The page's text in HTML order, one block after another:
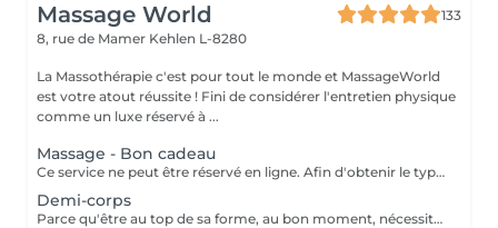
Massage World
133
8, rue de Mamer Kehlen L-8280
La Massothérapie c'est pour tout le monde et MassageWorld
est votre atout réussite ! Fini de considérer l'entretien physique
comme un luxe réservé à ...
Massage - Bon cadeau
Ce service ne peut être réservé en ligne. Afin d'obtenir le type de bon cadeau souhaité il vous suffit de nous contacter soit par téléphone, soit par e-mail. Nous conviendrons ensemble d'un type de massage désiré et votre bon cadeau sera à récupérer chez MassageWorld Kehlen ou envoyer par mail. Numéro de téléphone : +352 691 20 44 49 Adresse mail : contact@massageworld.lu
Demi-corps
Parce qu'être au top de sa forme, au bon moment, nécessite bien plus que de l'entrainement. Utilisé depuis de nombreuses années par les sportifs de haut niveau, le massage sportif est à présent à votre disposition. Avant l'effort, le massage prépare les muscles à performer tout en évitant les blessures. Après l'effort, il prévient les courbatures et détend la musculature, ce qui permet aux muscles de se relaxer pour mieux récupérer. Ce type de massage stimule le système lymphatique, la circulation sanguine et enlève les nuds musculaires. Le massage sportif est souvent demandé par les athlètes pour soulager ou prévenir des douleurs musculaires retardées, pour accélérer la guérison des blessures des tendons et des muscles, pour augmenter l'amplitude des mouvements ou le volumes des muscles, etc. Développé au départ pour traiter les blessures sportives et augmenter les performances des athlètes, tout le monde peut à présent bénéficier des bienfaits d'un tel massage. L'essayer, c'est l'adopter ! Il existe différents types de massages selon le sport pratiqué ou les douleurs ressenties. Le Massage sportif est donc adaptable selon les souhaits de chacun.